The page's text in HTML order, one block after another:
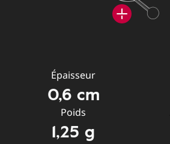
Épaisseur
0,6 cm
Poids
1,25 g